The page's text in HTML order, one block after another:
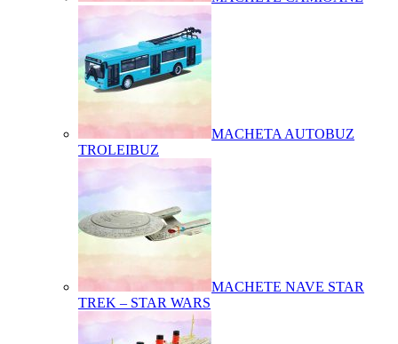
MACHETA AUTOBUZ
TROLEIBUZ
MACHETE NAVE STAR
TREK – STAR WARS